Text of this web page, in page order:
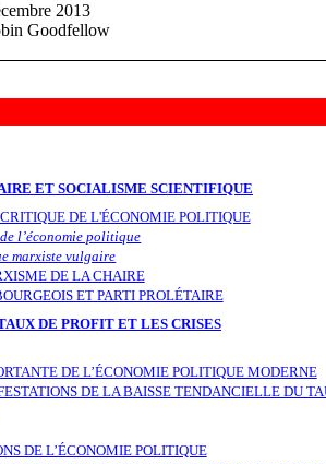
2013
Goodfellow
ET SOCIALISME SCIENTIFIQUE
DE L'ÉCONOMIE POLITIQUE
l’économie politique
marxiste vulgaire
DE LA CHAIRE
ET PARTI PROLÉTAIRE
DE PROFIT ET LES CRISES
DE L’ÉCONOMIE POLITIQUE MODERNE
DE LA BAISSE TENDANCIELLE DU
DE L’ÉCONOMIE POLITIQUE